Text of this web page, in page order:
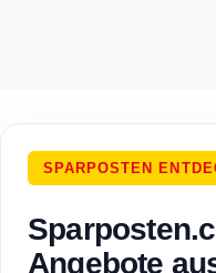
SPARPOSTEN
Angebote